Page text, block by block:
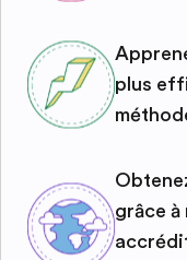
plus
grâce à